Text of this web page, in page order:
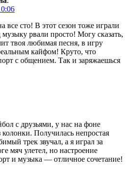
все сто! В этот сезон тоже играли
рвали просто! Могу сказать,
твоя любимая песня, в игру
кайфом! Круто, что
с общением. Так и заряжаешься
с друзьями, у нас на фоне
Получилась непростая
трек звучал, а я играл за
мяч улетел, но настроение
и музыка — отличное сочетание!